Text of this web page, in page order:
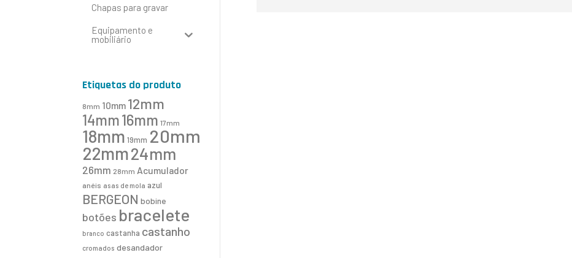
Chapas para gravar
Equipamento e
mobiliário
Etiquetas do produto
8mm 10mm 12mm
14mm16mm 17mm
18mm 19mm 20mm
22mm24mm
26mm 28mm Acumulador
anéis asas de mola azul
BERGEON bobine
botões bracelete
branco castanha castanho
cromados desandador